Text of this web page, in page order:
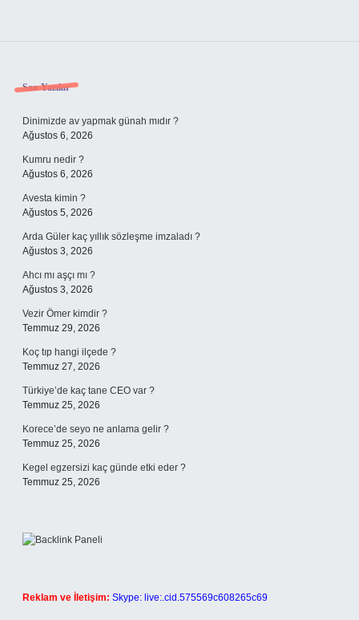
Sidebar
Son Yazılar
Dinimizde av yapmak günah mıdır ?
Ağustos 6, 2026
Kumru nedir ?
Ağustos 6, 2026
Avesta kimin ?
Ağustos 5, 2026
Arda Güler kaç yıllık sözleşme imzaladı ?
Ağustos 3, 2026
Ahcı mı aşçı mı ?
Ağustos 3, 2026
Vezir Ömer kimdir ?
Temmuz 29, 2026
Koç tıp hangi ilçede ?
Temmuz 27, 2026
Türkiye’de kaç tane CEO var ?
Temmuz 25, 2026
Korece’de seyo ne anlama gelir ?
Temmuz 25, 2026
Kegel egzersizi kaç günde etki eder ?
Temmuz 25, 2026
Reklam ve İletişim: Skype: live:.cid.575569c608265c69